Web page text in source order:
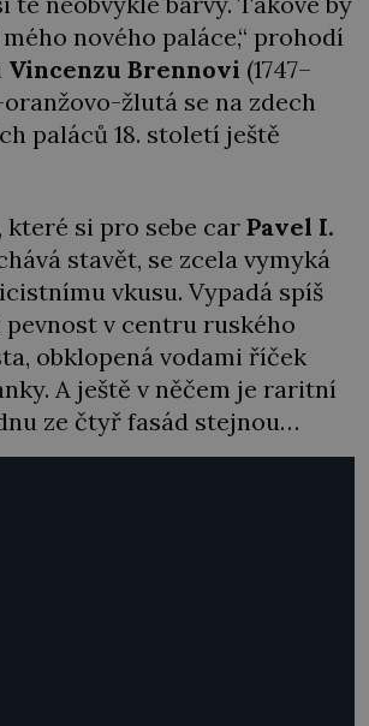
nového paláce,“ prohodí
Vincenzu Brennovi (1747–
oranžovo-žlutá se na zdech
paláců 18. století ještě
které si pro sebe car Pavel I.
stavět, se zcela vymyká
vkusu. Vypadá spíš
v centru ruského
obklopená vodami říček
A ještě v něčem je raritní
ze čtyř fasád stejnou…